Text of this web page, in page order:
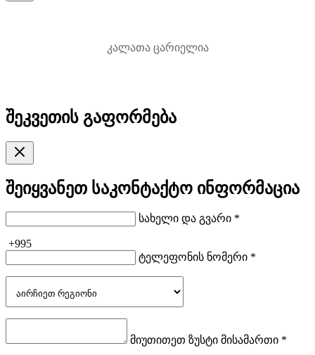
კალათა ცარიელია
შეკვეთის გაფორმება
შეიყვანეთ საკონტაქტო ინფორმაცია
სახელი და გვარი *
+995
ტელეფონის ნომერი *
მიუთითეთ ზუსტი მისამართი *